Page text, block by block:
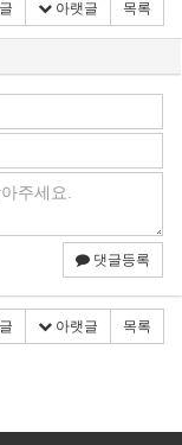
아랫글 목록
댓글등록
아랫글 목록